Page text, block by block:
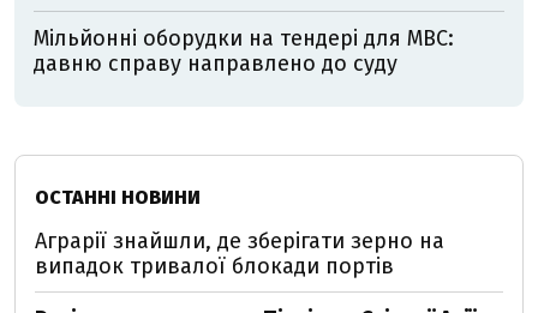
Мільйонні оборудки на тендері для МВС:
давню справу направлено до суду
ОСТАННІ НОВИНИ
Аграрії знайшли, де зберігати зерно на
випадок тривалої блокади портів